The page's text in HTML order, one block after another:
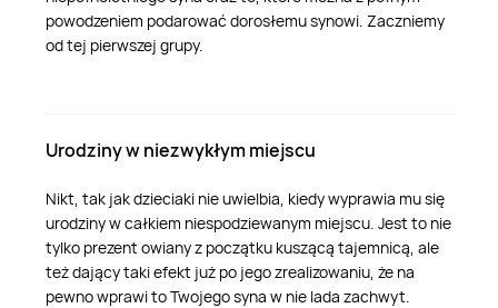
powodzeniem podarować dorosłemu synowi. Zaczniemy
od tej pierwszej grupy.
Urodziny w niezwykłym miejscu
Nikt, tak jak dzieciaki nie uwielbia, kiedy wyprawia mu się
urodziny w całkiem niespodziewanym miejscu. Jest to nie
tylko prezent owiany z początku kuszącą tajemnicą, ale
też dający taki efekt już po jego zrealizowaniu, że na
pewno wprawi to Twojego syna w nie lada zachwyt.